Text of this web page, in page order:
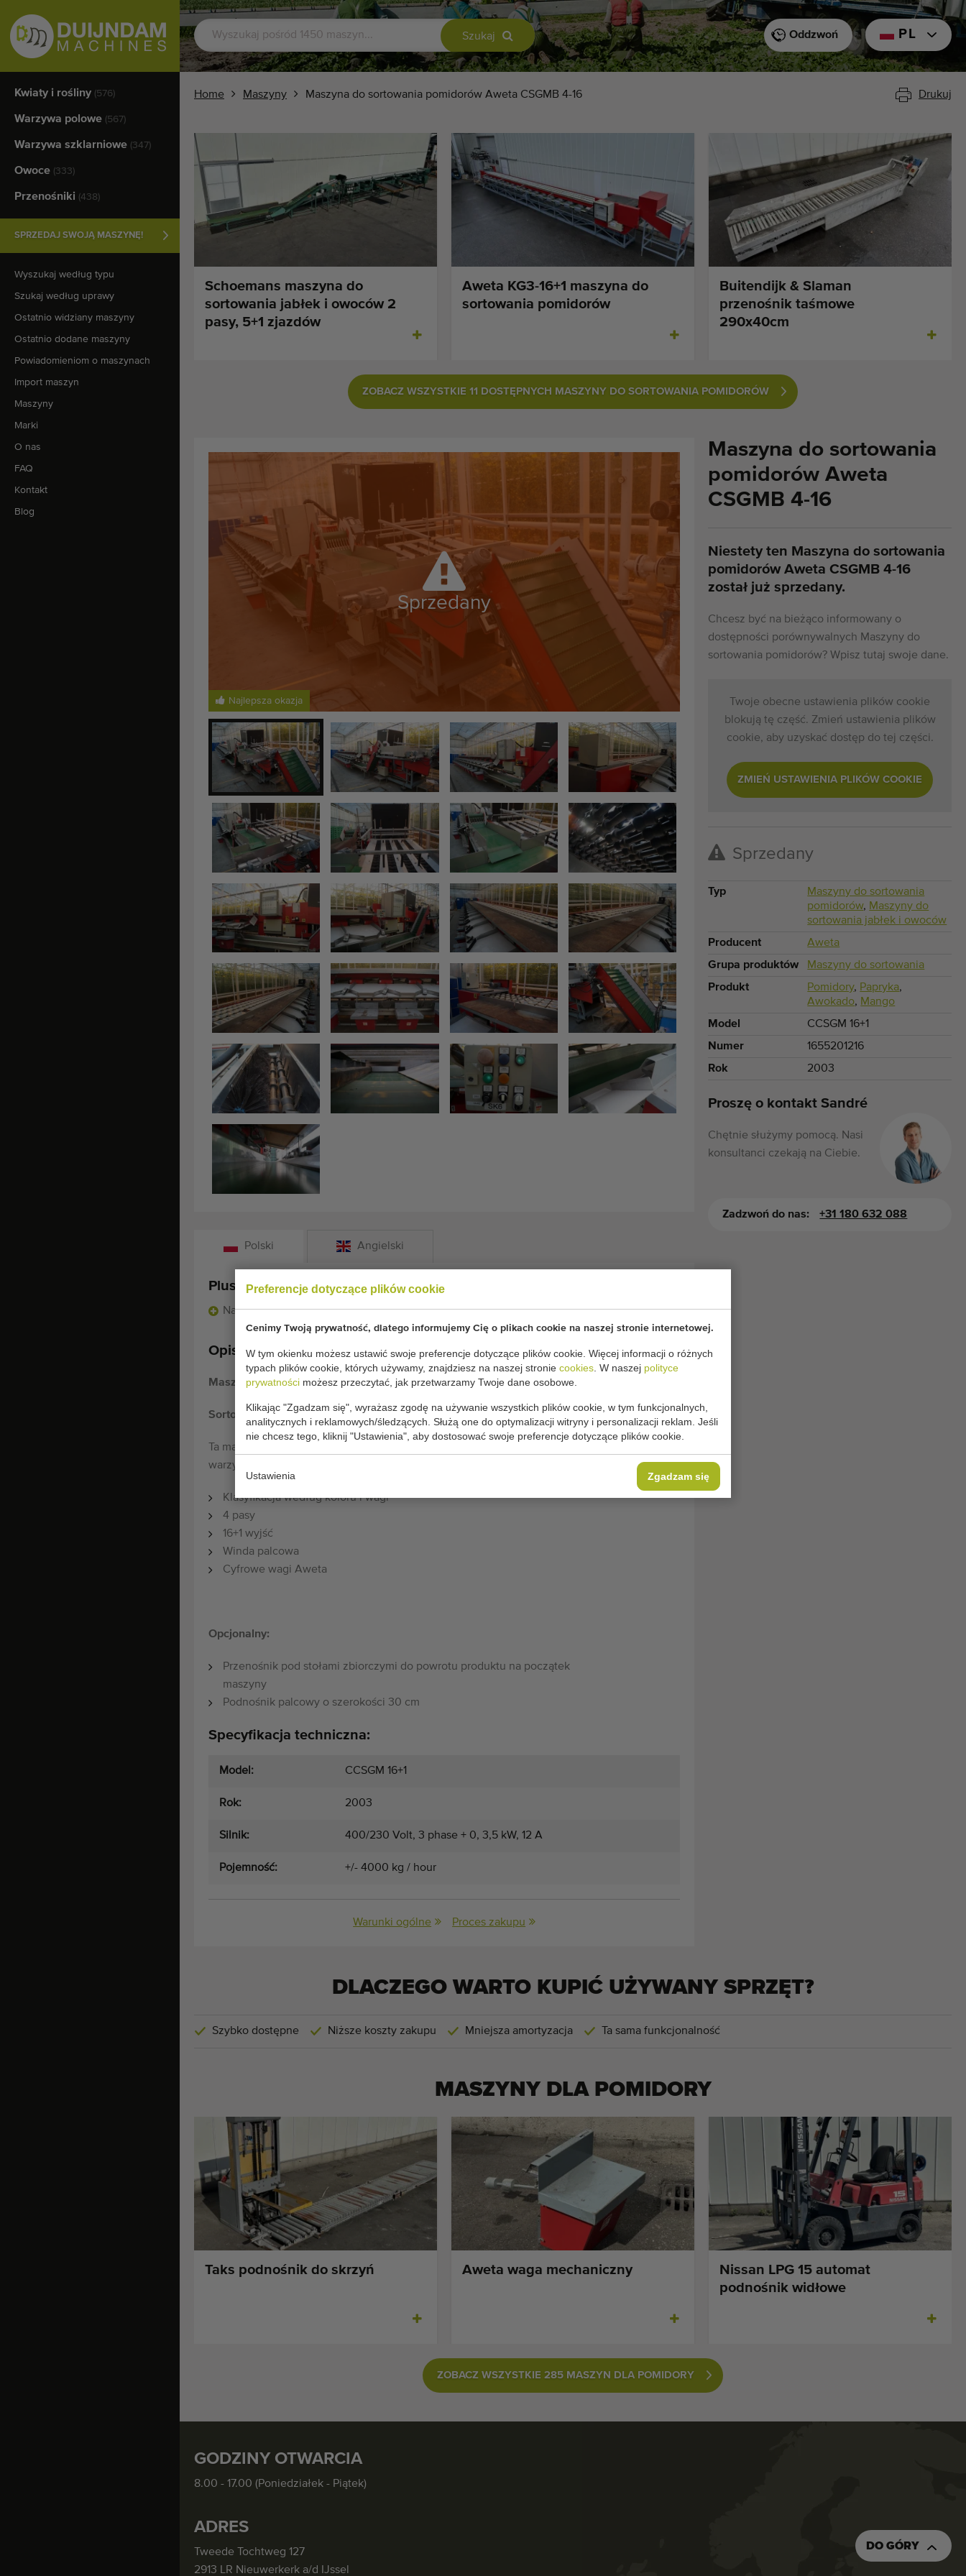
Preferencje dotyczące plików cookie
Cenimy Twoją prywatność, dlatego informujemy Cię o plikach cookie na naszej stronie internetowej.
W tym okienku możesz ustawić swoje preferencje dotyczące plików cookie. Więcej informacji o różnych
typach plików cookie, których używamy, znajdziesz na naszej stronie cookies . W naszej polityce
prywatności możesz przeczytać, jak przetwarzamy Twoje dane osobowe.
Klikając "Zgadzam się", wyrażasz zgodę na używanie wszystkich plików cookie, w tym funkcjonalnych,
analitycznych i reklamowych/śledzących. Służą one do optymalizacji witryny i personalizacji reklam. Jeśli
nie chcesz tego, kliknij "Ustawienia", aby dostosować swoje preferencje dotyczące plików cookie.
Ustawienia Zgadzam się
Kwiaty i rośliny (576)
Warzywa polowe (567)
Warzywa szklarniowe (347)
Owoce (333)
Przenośniki (438)
SPRZEDAJ SWOJĄ MASZYNĘ!
Wyszukaj według typu
Szukaj według uprawy
Ostatnio widziany maszyny
Ostatnio dodane maszyny
Powiadomieniom o maszynach
Import maszyn
Maszyny
Marki
O nas
FAQ
Kontakt
Blog
Szukaj PL
Oddzwoń
Home Maszyny Maszyna do sortowania pomidorów Aweta CSGMB 4-16 Drukuj
Schoemans maszyna do
sortowania jabłek i owoców 2
pasy, 5+1 zjazdów
Aweta KG3-16+1 maszyna do
sortowania pomidorów
Buitendijk & Slaman
przenośnik taśmowe
290x40cm
ZOBACZ WSZYSTKIE 11 DOSTĘPNYCH MASZYNY DO SORTOWANIA POMIDORÓW
Najlepsza okazja
Sprzedany
Polski Angielski
Plusy i minusy
Najlepsza okazja
Opis:
Maszyna do sortowania pomidorów Aweta CSGMB 4-16
Sortownica do pomidorów Aweta CSGMB 4-16
Ta maszyna może być również używana do sortowania innych owoców i
warzyw, takich jak papryka, awokado, mango i cytrusy.
Klasyfikacja według koloru i wagi
4 pasy
16+1 wyjść
Winda palcowa
Cyfrowe wagi Aweta
Opcjonalny:
Przenośnik pod stołami zbiorczymi do powrotu produktu na początek
maszyny
Podnośnik palcowy o szerokości 30 cm
Specyfikacja techniczna:
Model: CCSGM 16+1
Rok: 2003
Silnik: 400/230 Volt, 3 phase + 0, 3,5 kW, 12 A
Pojemność: +/- 4000 kg / hour
Warunki ogólne Proces zakupu
Maszyna do sortowania
pomidorów Aweta
CSGMB 4-16
Niestety ten Maszyna do sortowania
pomidorów Aweta CSGMB 4-16
został już sprzedany.
Chcesz być na bieżąco informowany o
dostępności porównywalnych Maszyny do
sortowania pomidorów? Wpisz tutaj swoje dane.
Twoje obecne ustawienia plików cookie
blokują tę część. Zmień ustawienia plików
cookie, aby uzyskać dostęp do tej części.
ZMIEŃ USTAWIENIA PLIKÓW COOKIE
Sprzedany
Typ
Maszyny do sortowania
pomidorów, Maszyny do
sortowania jabłek i owoców
Producent
Aweta
Grupa produktów
Maszyny do sortowania
Produkt
Pomidory, Papryka,
Awokado, Mango
Model
CCSGM 16+1
Numer
1655201216
Rok
2003
Proszę o kontakt Sandré
Chętnie służymy pomocą. Nasi
konsultanci czekają na Ciebie.
Zadzwoń do nas: +31 180 632 088
DLACZEGO WARTO KUPIĆ UŻYWANY SPRZĘT?
Szybko dostępne Niższe koszty zakupu Mniejsza amortyzacja Ta sama funkcjonalność
MASZYNY DLA POMIDORY
Taks podnośnik do skrzyń Aweta waga mechaniczny
Nissan LPG 15 automat
podnośnik widłowe
ZOBACZ WSZYSTKIE 285 MASZYN DLA POMIDORY
GODZINY OTWARCIA
8.00 - 17.00 (Poniedziałek - Piątek)
ADRES
Tweede Tochtweg 127
2913 LR Nieuwerkerk a/d IJssel
DO GÓRY